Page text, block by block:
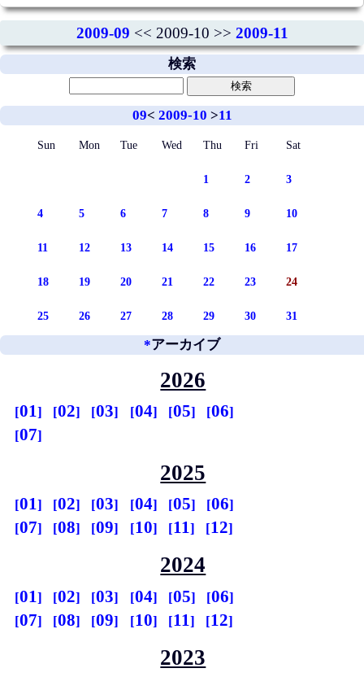
2009-09 << 2009-10 >> 2009-11
検索
09< 2009-10 >11
Sun Mon Tue Wed Thu Fri Sat
1 2 3
4 5 6 7 8 9 10
11 12 13 14 15 16 17
18 19 20 21 22 23 24
25 26 27 28 29 30 31
*アーカイブ
2026
01 02 03 04 05
06
07
2025
01 02 03 04 05
06
07
08 09 10 11 12
2024
01 02 03 04 05
06
07
08 09 10 11 12
2023